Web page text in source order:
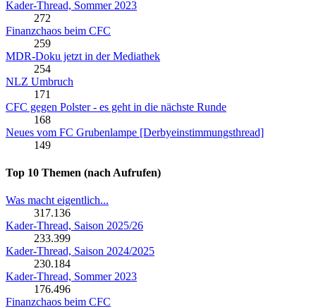
Kader-Thread, Sommer 2023
272
Finanzchaos beim CFC
259
MDR-Doku jetzt in der Mediathek
254
NLZ Umbruch
171
CFC gegen Polster - es geht in die nächste Runde
168
Neues vom FC Grubenlampe [Derbyeinstimmungsthread]
149
Top 10 Themen (nach Aufrufen)
Was macht eigentlich...
317.136
Kader-Thread, Saison 2025/26
233.399
Kader-Thread, Saison 2024/2025
230.184
Kader-Thread, Sommer 2023
176.496
Finanzchaos beim CFC